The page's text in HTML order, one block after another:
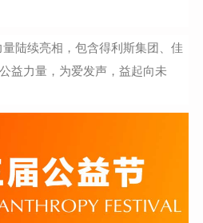
陆续亮相，包含得利斯集团、佳
益力量，为爱发声，益起向未